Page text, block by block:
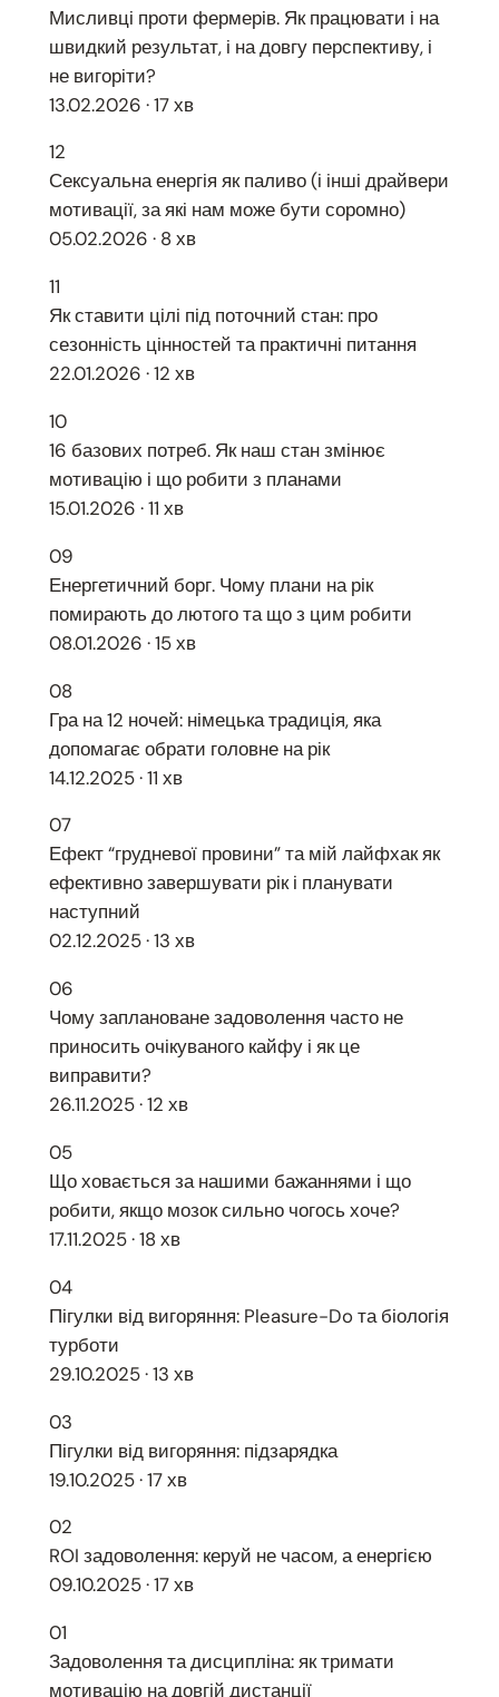
Мисливці проти фермерів. Як працювати і на
швидкий результат, і на довгу перспективу, і
не вигоріти?
13.02.2026 · 17 хв
12
Сексуальна енергія як паливо (і інші драйвери
мотивації, за які нам може бути соромно)
05.02.2026 · 8 хв
11
Як ставити цілі під поточний стан: про
сезонність цінностей та практичні питання
22.01.2026 · 12 хв
10
16 базових потреб. Як наш стан змінює
мотивацію і що робити з планами
15.01.2026 · 11 хв
09
Енергетичний борг. Чому плани на рік
помирають до лютого та що з цим робити
08.01.2026 · 15 хв
08
Гра на 12 ночей: німецька традиція, яка
допомагає обрати головне на рік
14.12.2025 · 11 хв
07
Ефект “грудневої провини” та мій лайфхак як
ефективно завершувати рік і планувати
наступний
02.12.2025 · 13 хв
06
Чому заплановане задоволення часто не
приносить очікуваного кайфу і як це
виправити?
26.11.2025 · 12 хв
05
Що ховається за нашими бажаннями і що
робити, якщо мозок сильно чогось хоче?
17.11.2025 · 18 хв
04
Пігулки від вигоряння: Pleasure-Do та біологія
турботи
29.10.2025 · 13 хв
03
Пігулки від вигоряння: підзарядка
19.10.2025 · 17 хв
02
ROI задоволення: керуй не часом, а енергією
09.10.2025 · 17 хв
01
Задоволення та дисципліна: як тримати
мотивацію на довгій дистанції